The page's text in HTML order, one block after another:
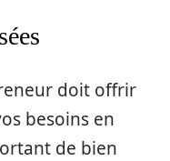
doit offrir
besoins en
de bien